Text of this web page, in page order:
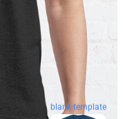
blank template